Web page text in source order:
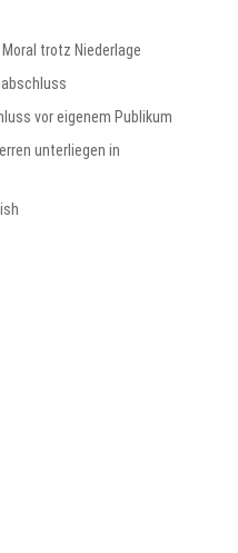
trotz Niederlage
vor eigenem Publikum
unterliegen in